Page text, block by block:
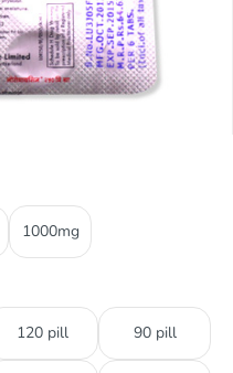
1000mg
120 pill 90 pill